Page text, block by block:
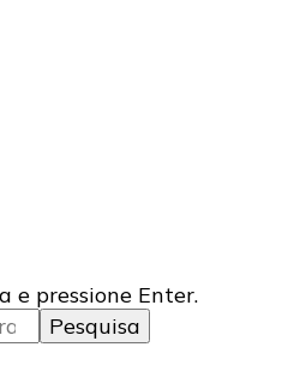
e pressione Enter.